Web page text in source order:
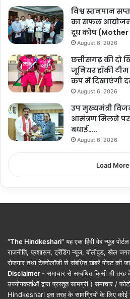
विश्व स्तनपान
का सफल आयोजन,
दूध कोष (Mother
August 6, 2026
छत्तीसगढ़ की दो
जूनियर हॉकी
कप में दिखाएंगी
August 6, 2026
उप मुख्यमंत्री
आमंत्रण मिलने पर
बधाई…..
August 6, 2026
Load More
“The Hindkeshari”यह एक हिंदी वेब न्यूज़
राजनीति, प्रशासन, ट्रेंडिंग न्यूज, बॉलीवुड, खेल
रोजगार तथा टेक्नोलॉजी से संबंधित खबरें पोस्ट की
Disclaimer - समाचार से सम्बंधित किसी भी
उपयोगकर्ताओं द्वारा प्रस्तुत सामग्री ( समाचार /
Hindkeshari इस तरह के सामग्रियों के लिए कोई